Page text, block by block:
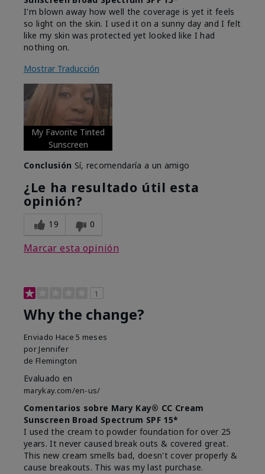
I'm blown away how well the coverage is yet it feels
so light on the skin. I used it on a sunny day and I felt
like my skin was protected yet looked like I had
nothing on.
Mostrar Traducción
My Favorite Tinted
Sunscreen
Conclusión Sí, recomendaría a un amigo
¿Le ha resultado útil esta
opinión?
19 0
Marcar esta opinión
1
Why the change?
Enviado Hace 5 meses
por Jennifer
de Flemington
Evaluado en
marykay.com/en-us/
Comentarios sobre Mary Kay® CC Cream
Sunscreen Broad Spectrum SPF 15*
I used the cream to powder foundation for over 25
years. It never caused break outs & covered great.
This new cream smells bad, doesn't cover properly &
cause breakouts. This was my last purchase.